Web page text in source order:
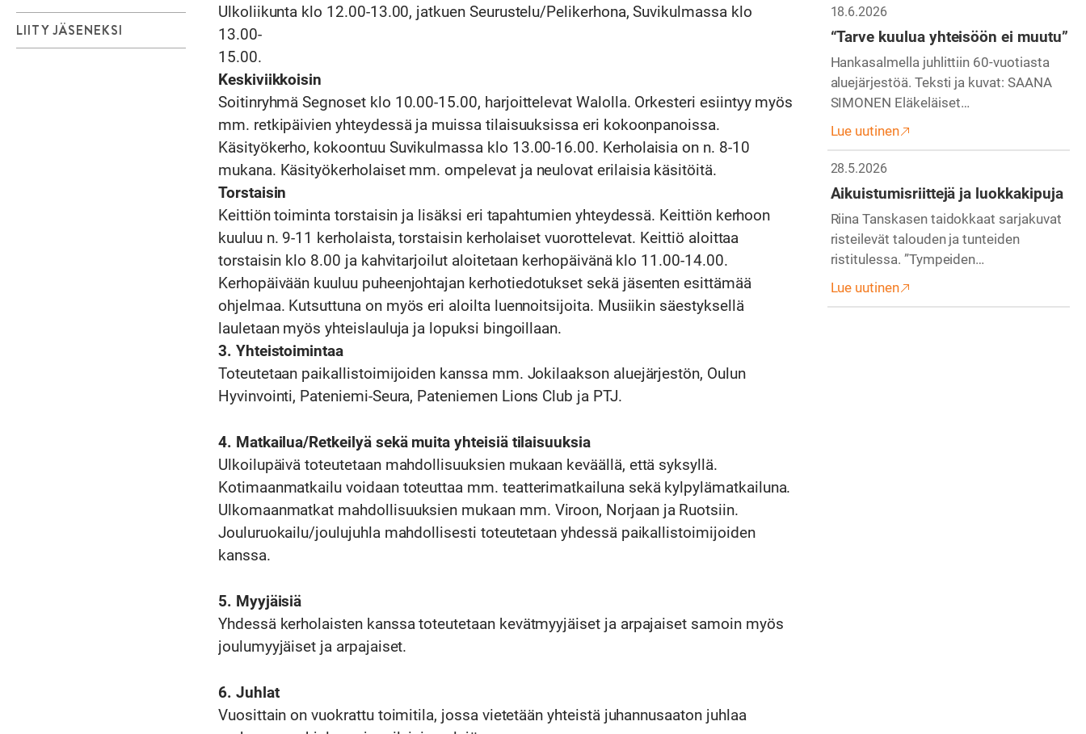
LIITY JÄSENEKSI
Ulkoliikunta klo 12.00-13.00, jatkuen Seurustelu/Pelikerhona, Suvikulmassa klo
13.00-
15.00.
Keskiviikkoisin
Soitinryhmä Segnoset klo 10.00-15.00, harjoittelevat Walolla. Orkesteri esiintyy myös
mm. retkipäivien yhteydessä ja muissa tilaisuuksissa eri kokoonpanoissa.
Käsityökerho, kokoontuu Suvikulmassa klo 13.00-16.00. Kerholaisia on n. 8-10
mukana. Käsityökerholaiset mm. ompelevat ja neulovat erilaisia käsitöitä.
Torstaisin
Keittiön toiminta torstaisin ja lisäksi eri tapahtumien yhteydessä. Keittiön kerhoon
kuuluu n. 9-11 kerholaista, torstaisin kerholaiset vuorottelevat. Keittiö aloittaa
torstaisin klo 8.00 ja kahvitarjoilut aloitetaan kerhopäivänä klo 11.00-14.00.
Kerhopäivään kuuluu puheenjohtajan kerhotiedotukset sekä jäsenten esittämää
ohjelmaa. Kutsuttuna on myös eri aloilta luennoitsijoita. Musiikin säestyksellä
lauletaan myös yhteislauluja ja lopuksi bingoillaan.
3. Yhteistoimintaa
Toteutetaan paikallistoimijoiden kanssa mm. Jokilaakson aluejärjestön, Oulun
Hyvinvointi, Pateniemi-Seura, Pateniemen Lions Club ja PTJ.
4. Matkailua/Retkeilyä sekä muita yhteisiä tilaisuuksia
Ulkoilupäivä toteutetaan mahdollisuuksien mukaan keväällä, että syksyllä.
Kotimaanmatkailu voidaan toteuttaa mm. teatterimatkailuna sekä kylpylämatkailuna.
Ulkomaanmatkat mahdollisuuksien mukaan mm. Viroon, Norjaan ja Ruotsiin.
Jouluruokailu/joulujuhla mahdollisesti toteutetaan yhdessä paikallistoimijoiden
kanssa.
5. Myyjäisiä
Yhdessä kerholaisten kanssa toteutetaan kevätmyyjäiset ja arpajaiset samoin myös
joulumyyjäiset ja arpajaiset.
6. Juhlat
Vuosittain on vuokrattu toimitila, jossa vietetään yhteistä juhannusaaton juhlaa
18.6.2026
“Tarve kuulua yhteisöön ei muutu”
Hankasalmella juhlittiin 60-vuotiasta
aluejärjestöä. Teksti ja kuvat: SAANA
SIMONEN Eläkeläiset…
Lue uutinen
28.5.2026
Aikuistumisriittejä ja luokkakipuja
Riina Tanskasen taidokkaat sarjakuvat
risteilevät talouden ja tunteiden
ristitulessa. ”Tympeiden…
Lue uutinen